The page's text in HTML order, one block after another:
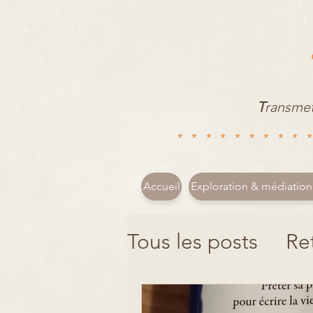
T
Accueil Exploration &
Tous les posts
Les mots reliés